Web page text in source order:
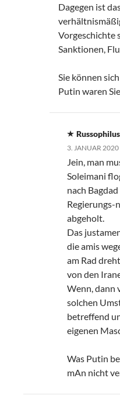
Dagegen ist
Vorgeschichte
Sanktionen,
Sie können
Putin waren
Russophilus
3. JANUAR
Jein, man
Soleimani
nach
Regierungs-
abgeholt.
Das
die amis
am Rad
von den
Wenn, dann
solchen
betreffend
eigenen
Was Putin
mAn nicht